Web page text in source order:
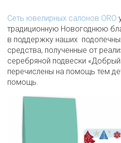
Сеть ювелирных салонов ORO
традиционную Новогоднюю
в поддержку наших
средства, полученные от
серебряной подвески
перечислены на помощь тем
помощь.